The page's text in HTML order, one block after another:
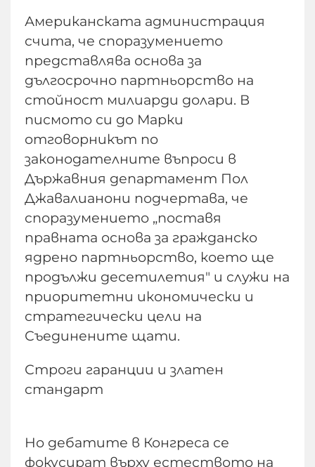
Американската администрация
счита, че споразумението
представлява основа за
дългосрочно партньорство на
стойност милиарди долари. В
писмото си до Марки
отговорникът по
законодателните въпроси в
Държавния департамент Пол
Джавалианони подчертава, че
споразумението „поставя
правната основа за гражданско
ядрено партньорство, което ще
продължи десетилетия" и служи на
приоритетни икономически и
стратегически цели на
Съединените щати.
Строги гаранции и златен
стандарт
Но дебатите в Конгреса се
фокусират върху естеството на